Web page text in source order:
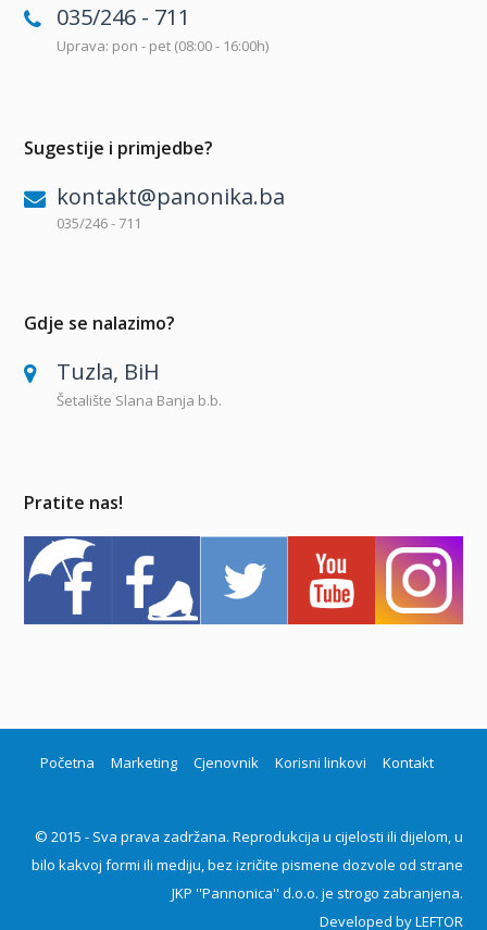
035/246 - 711
Uprava: pon - pet (08:00 - 16:00h)
Sugestije i primjedbe?
kontakt@panonika.ba
035/246 - 711
Gdje se nalazimo?
Tuzla, BiH
Šetalište Slana Banja b.b.
Pratite nas!
Početna Marketing Cjenovnik Korisni linkovi Kontakt
© 2015 - Sva prava zadržana. Reprodukcija u cijelosti ili dijelom, u
bilo kakvoj formi ili mediju, bez izričite pismene dozvole od strane
JKP ''Pannonica'' d.o.o. je strogo zabranjena.
Developed byLEFTOR